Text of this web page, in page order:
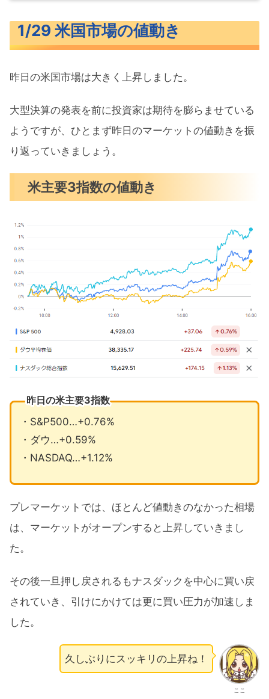
米主要3指数の値動き
S&P500ヒートマップ
セクター別パフォーマンス
S&P500チャート分析
米国市場のトピックス
アマゾンがアイロボットの買収を断念
米財務省が借り入れ見通しを下方修正
今週注目の決算発表について
1月の注目イベントについて
2月の注目イベントについて
まとめ
1/29 米国市場の値動き
昨日の米国市場は大きく上昇しました。
大型決算の発表を前に投資家は期待を膨らませている
ようですが、ひとまず昨日のマーケットの値動きを振
り返っていきましょう。
米主要3指数の値動き
昨日の米主要3指数
・S&P500…+0.76%
・ダウ…+0.59%
・NASDAQ…+1.12%
プレマーケットでは、ほとんど値動きのなかった相場
は、マーケットがオープンすると上昇していきまし
た。
その後一旦押し戻されるもナスダックを中心に買い戻
されていき、引けにかけては更に買い圧力が加速しま
した。
ここ
久しぶりにスッキリの上昇ね！